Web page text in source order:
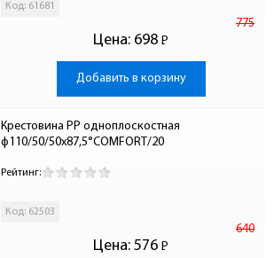
Код: 61681
Цена:
775
698 Р
-
Добавить в корзину
Крестовина PP одноплоскостная
ф110/50/50х87,5°COMFORT/20
Рейтинг:
Код: 62503
Цена:
640
576 Р
-